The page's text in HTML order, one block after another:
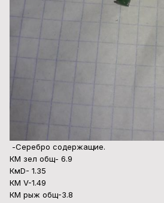
-Серебро содержащие.
КМ зел общ- 6.9
КмD- 1.35
КМ V-1.49
КМ рыж общ-3.8